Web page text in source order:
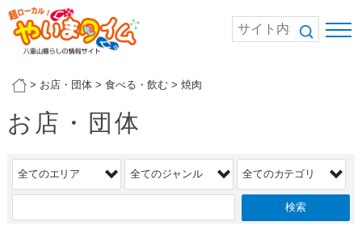
> お店・団体> 食べる・飲む > 焼肉
お店・団体